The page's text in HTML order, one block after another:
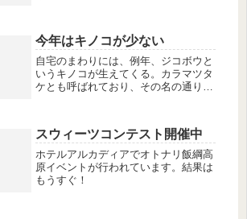
なって…立て続けで、もう、暫くは喪
服を見たくない、着たくはない。な
ん...
今年はキノコが少ない
自宅のまわりには、例年、ジコボウと
いうキノコが生えてくる。カラマツタ
ケとも呼ばれており、その名の通り、
てからの雨量が極端に少ないせいか、
9月の初旬に一度、採取したものの、
二...
スウィーツコンテスト開催中
ホテルアルカディアでオトナリ飯綱高
原イベントが行われています。結果は
もうすぐ！